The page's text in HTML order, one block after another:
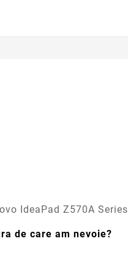
IdeaPad Z570A Series
de care am nevoie?